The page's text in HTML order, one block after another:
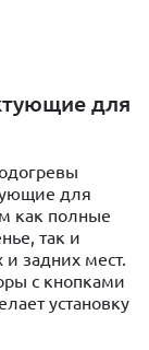
для
для
как полные
так и
задних мест.
с кнопками
установку